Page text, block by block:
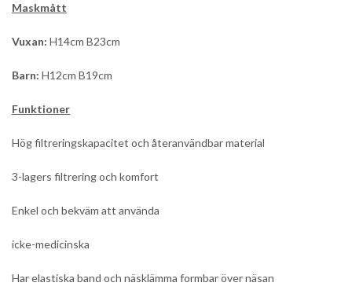
Maskmått
Vuxan: H14cm B23cm
Barn: H12cm B19cm
Funktioner
Hög filtreringskapacitet och återanvändbar material
3-lagers filtrering och komfort
Enkel och bekväm att använda
icke-medicinska
Har elastiska band och näsklämma formbar över näsan